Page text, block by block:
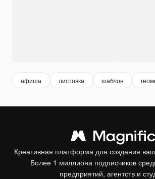
афиша листовка шаблон
Креативная платформа для создания
Более 1 миллиона подписчиков
предприятий, агентств и